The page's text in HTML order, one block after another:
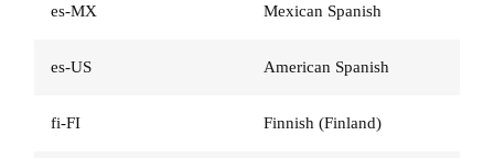
es-MX Mexican Spanish
es-US American Spanish
fi-FI Finnish (Finland)